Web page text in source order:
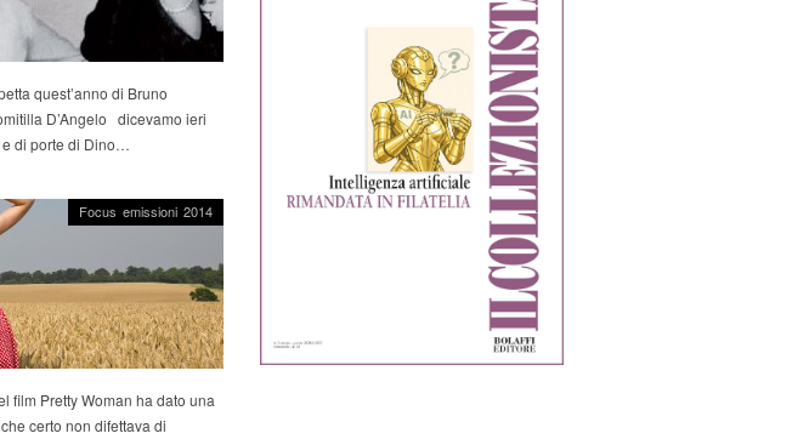
quest’anno di Bruno
D’Angelo dicevamo ieri
di porte di Dino…
Focus emissioni 2014
film Pretty Woman ha dato una
certo non difettava di